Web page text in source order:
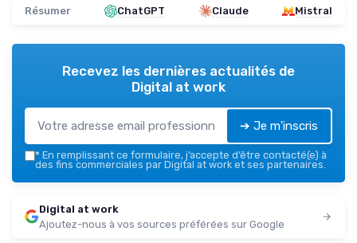
Résumer ChatGPT Claude Mistral
Recevez les dernières actualités de
Digital at work
➔ Je m'inscris
* En remplissant ce formulaire, j’accepte d’être contacté(e) à
des fins commerciales par Digital at work et ses partenaires.
Digital at work
Ajoutez-nous à vos sources préférées sur Google